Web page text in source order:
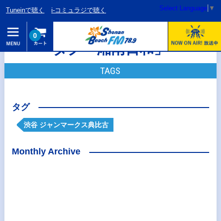
Tuneinで聴く i-コミュラジで聴く Select Language ▼
0
タグ「湘南日和」
TAGS
タグ
渋谷 ジャンマークス典比古
Monthly Archive